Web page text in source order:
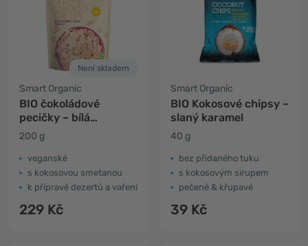
Není skladem
Smart Organic
BIO čokoládové
pecičky – bílá
čokoláda
200 g
veganské
s kokosovou smetanou
k přípravě dezertů a vaření
229 Kč
Smart Organic
BIO Kokosové chipsy –
slaný karamel
40 g
bez přidaného tuku
s kokosovým sirupem
pečené & křupavé
39 Kč